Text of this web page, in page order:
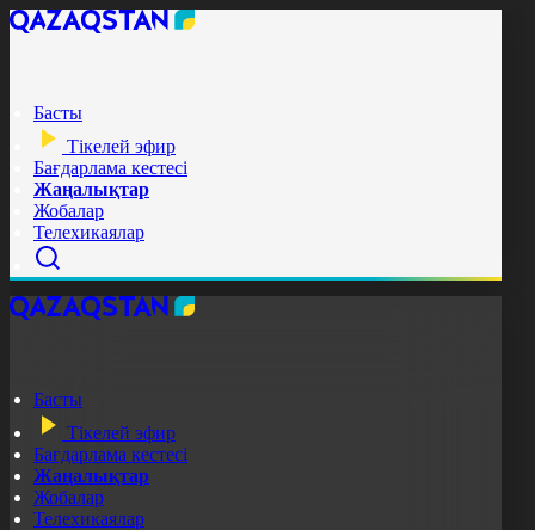
Басты
Тікелей эфир
Бағдарлама кестесі
Жаңалықтар
Жобалар
Телехикаялар
Басты
Тікелей эфир
Бағдарлама кестесі
Жаңалықтар
Жобалар
Телехикаялар